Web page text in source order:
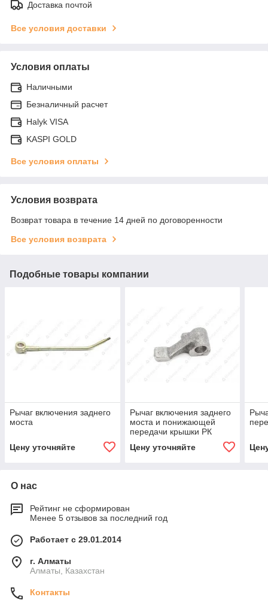
Доставка почтой
Все условия доставки
Условия оплаты
Наличными
Безналичный расчет
Halyk VISA
KASPI GOLD
Все условия оплаты
Условия возврата
Возврат товара в течение 14 дней по договоренности
Все условия возврата
Подобные товары компании
Рычаг включения заднего
моста
Цену уточняйте
Рычаг включения заднего
моста и понижающей
передачи крышки РК
Цену уточняйте
О нас
Рейтинг не сформирован
Менее 5 отзывов за последний год
Работает с 29.01.2014
г. Алматы
Алматы, Казахстан
Контакты